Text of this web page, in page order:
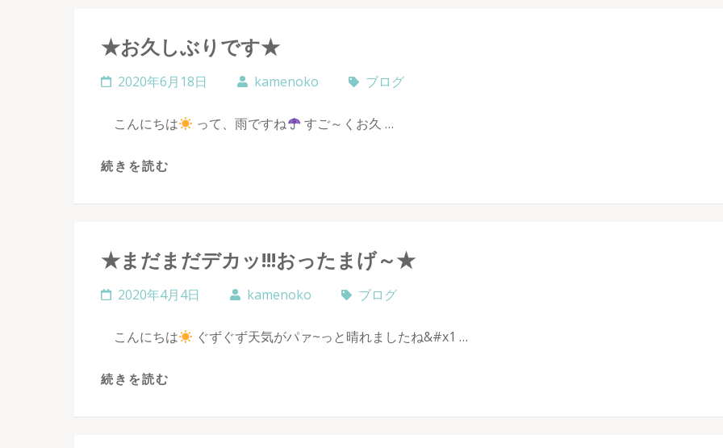
★お久しぶりです★
2020年6月18日 kamenoko ブログ
こんにちは って、雨ですね すご～くお久 …
続きを読む
★まだまだデカッ!!!おったまげ～★
2020年4月4日 kamenoko ブログ
こんにちは ぐずぐず天気がパァ~っと晴れましたね&#x1 …
続きを読む